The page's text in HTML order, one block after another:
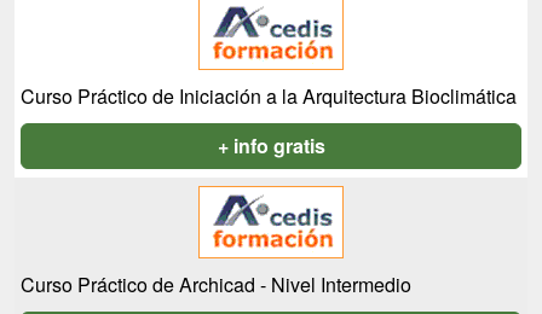
Curso Práctico de Iniciación a la Arquitectura Bioclimática
+ info gratis
Curso Práctico de Archicad - Nivel Intermedio